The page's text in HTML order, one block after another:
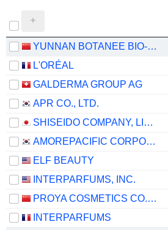
YUNNAN BOTANEE BIO-TECHNOLOGY GROUP CO.LTD
L'ORÉAL
GALDERMA GROUP AG
APR CO., LTD.
SHISEIDO COMPANY, LIMITED
AMOREPACIFIC CORPORATION
ELF BEAUTY
INTERPARFUMS, INC.
PROYA COSMETICS CO.,LTD.
INTERPARFUMS